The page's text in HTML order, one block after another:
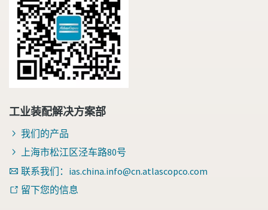
工业装配解决方案部
我们的产品
上海市松江区泾车路80号
联系我们：ias.china.info@cn.atlascopco.com
留下您的信息